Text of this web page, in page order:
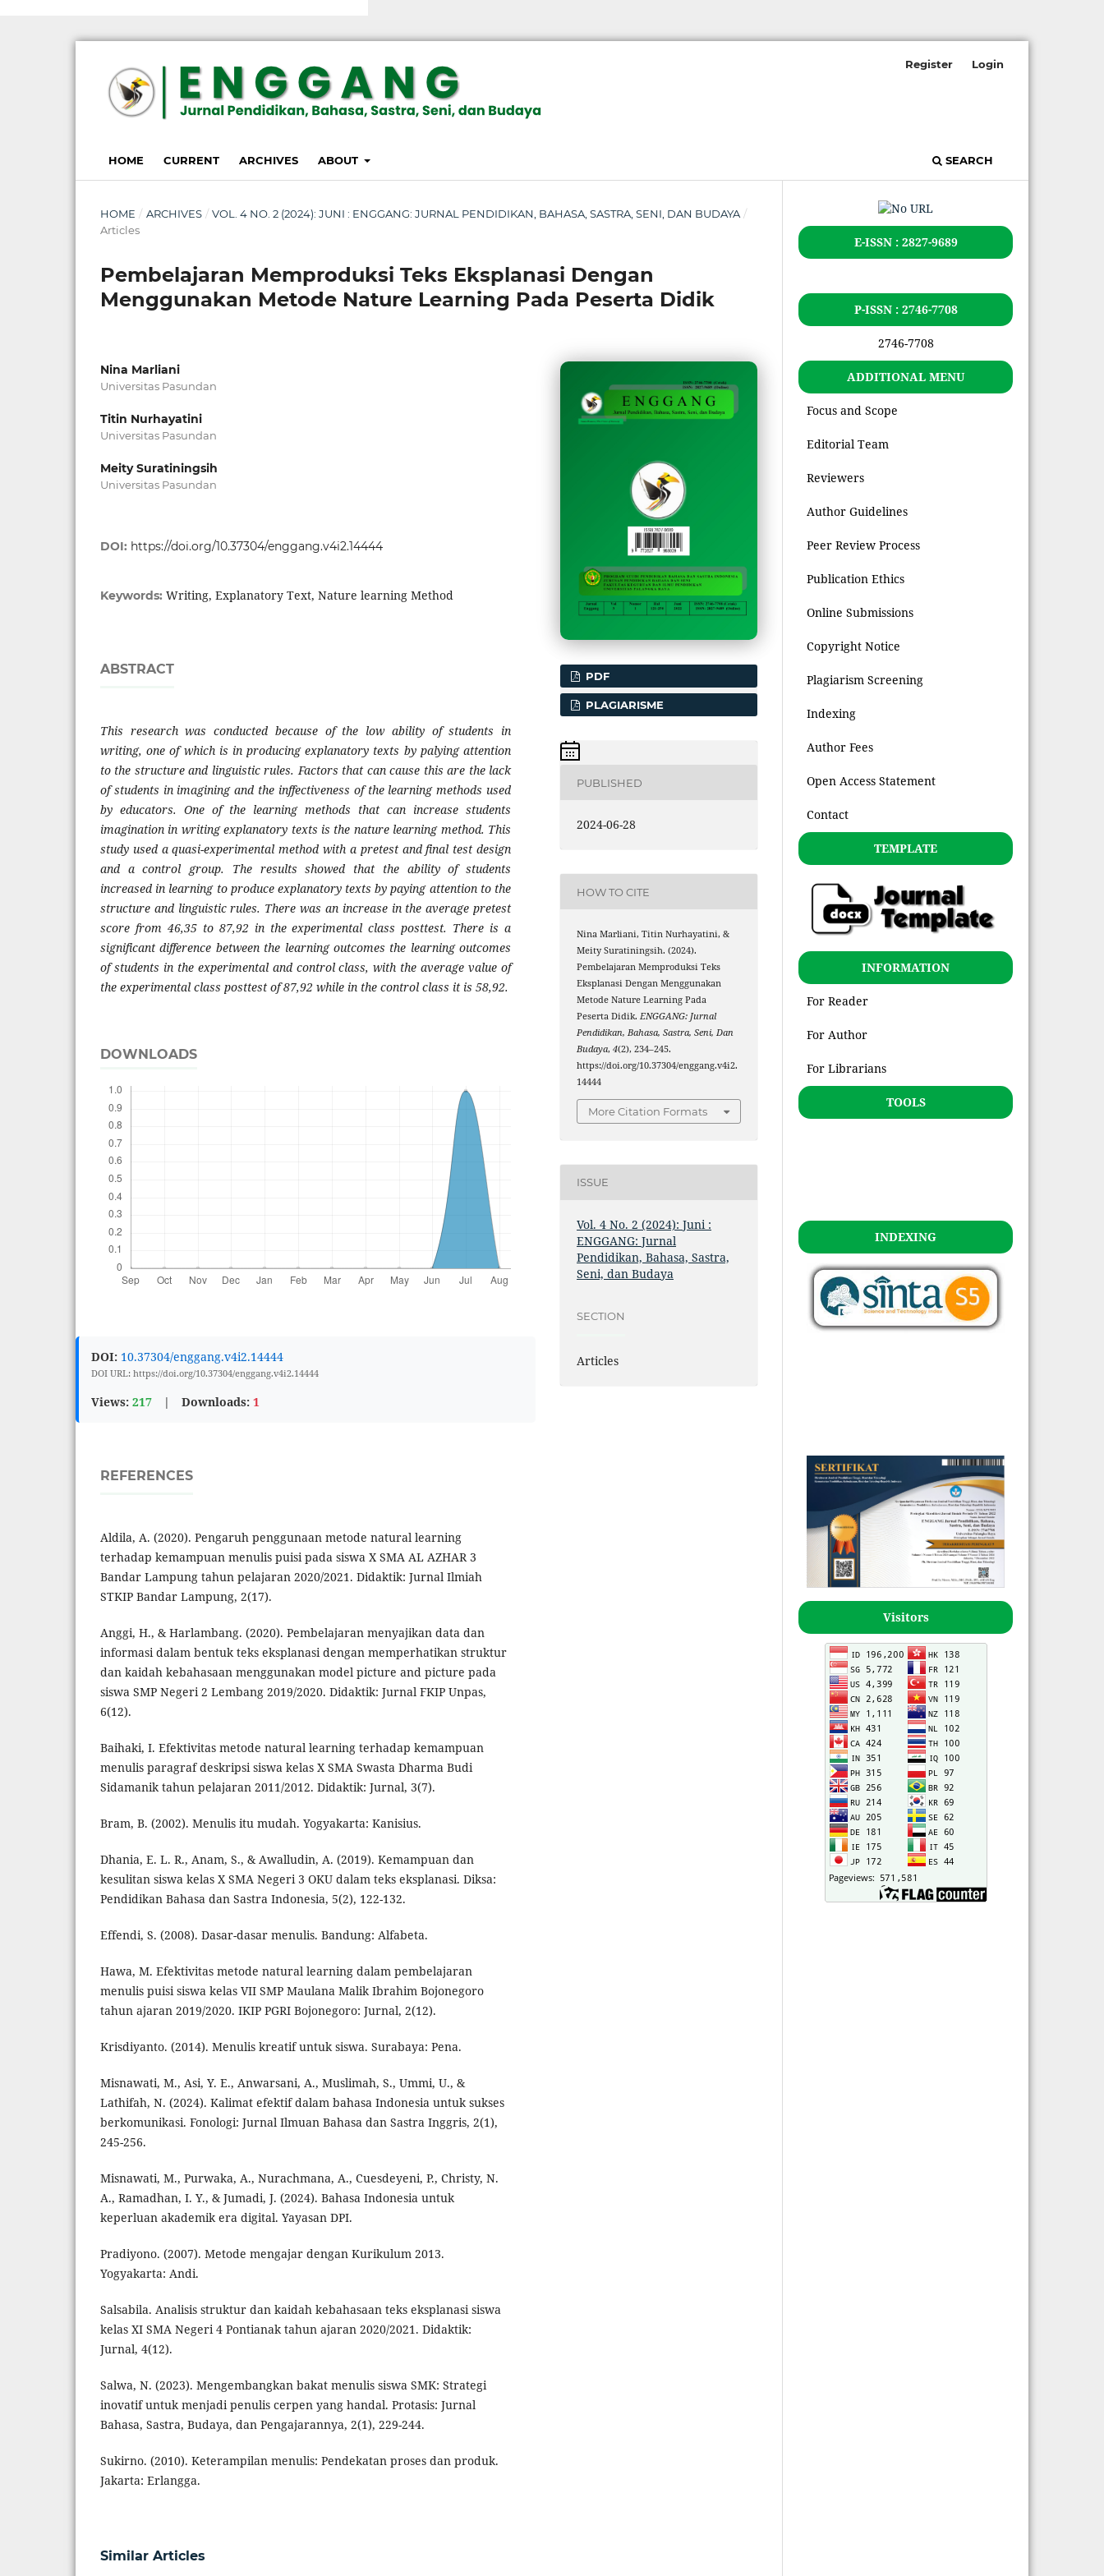
HOME CURRENT ARCHIVES ABOUT SEARCH
Register Login
HOME / ARCHIVES / VOL. 4 NO. 2 (2024): JUNI : ENGGANG: JURNAL PENDIDIKAN, BAHASA, SASTRA, SENI, DAN BUDAYA /
Articles
Pembelajaran Memproduksi Teks Eksplanasi Dengan
Menggunakan Metode Nature Learning Pada Peserta Didik
Nina Marliani
Universitas Pasundan
Titin Nurhayatini
Universitas Pasundan
Meity Suratiningsih
Universitas Pasundan
DOI: https://doi.org/10.37304/enggang.v4i2.14444
Keywords: Writing, Explanatory Text, Nature learning Method
ABSTRACT
This research was conducted because of the low ability of students in
writing, one of which is in producing explanatory texts by palying attention
to the structure and linguistic rules. Factors that can cause this are the lack
of students in imagining and the inffectiveness of the learning methods used
by educators. One of the learning methods that can increase students
imagination in writing explanatory texts is the nature learning method. This
study used a quasi-experimental method with a pretest and final test design
and a control group. The results showed that the ability of students
increased in learning to produce explanatory texts by paying attention to the
structure and linguistic rules. There was an increase in the average pretest
score from 46,35 to 87,92 in the experimental class posttest. There is a
significant difference between the learning outcomes the learning outcomes
of students in the experimental and control class, with the average value of
the experimental class posttest of 87,92 while in the control class it is 58,92.
DOWNLOADS
DOI: 10.37304/enggang.v4i2.14444
DOI URL: https://doi.org/10.37304/enggang.v4i2.14444
Views: 217 | Downloads: 1
REFERENCES
Aldila, A. (2020). Pengaruh penggunaan metode natural learning
terhadap kemampuan menulis puisi pada siswa X SMA AL AZHAR 3
Bandar Lampung tahun pelajaran 2020/2021. Didaktik: Jurnal Ilmiah
STKIP Bandar Lampung, 2(17).
Anggi, H., & Harlambang. (2020). Pembelajaran menyajikan data dan
informasi dalam bentuk teks eksplanasi dengan memperhatikan struktur
dan kaidah kebahasaan menggunakan model picture and picture pada
siswa SMP Negeri 2 Lembang 2019/2020. Didaktik: Jurnal FKIP Unpas,
6(12).
Baihaki, I. Efektivitas metode natural learning terhadap kemampuan
menulis paragraf deskripsi siswa kelas X SMA Swasta Dharma Budi
Sidamanik tahun pelajaran 2011/2012. Didaktik: Jurnal, 3(7).
Bram, B. (2002). Menulis itu mudah. Yogyakarta: Kanisius.
Dhania, E. L. R., Anam, S., & Awalludin, A. (2019). Kemampuan dan
kesulitan siswa kelas X SMA Negeri 3 OKU dalam teks eksplanasi. Diksa:
Pendidikan Bahasa dan Sastra Indonesia, 5(2), 122-132.
Effendi, S. (2008). Dasar-dasar menulis. Bandung: Alfabeta.
Hawa, M. Efektivitas metode natural learning dalam pembelajaran
menulis puisi siswa kelas VII SMP Maulana Malik Ibrahim Bojonegoro
tahun ajaran 2019/2020. IKIP PGRI Bojonegoro: Jurnal, 2(12).
Krisdiyanto. (2014). Menulis kreatif untuk siswa. Surabaya: Pena.
Misnawati, M., Asi, Y. E., Anwarsani, A., Muslimah, S., Ummi, U., &
Lathifah, N. (2024). Kalimat efektif dalam bahasa Indonesia untuk sukses
berkomunikasi. Fonologi: Jurnal Ilmuan Bahasa dan Sastra Inggris, 2(1),
245-256.
Misnawati, M., Purwaka, A., Nurachmana, A., Cuesdeyeni, P., Christy, N.
A., Ramadhan, I. Y., & Jumadi, J. (2024). Bahasa Indonesia untuk
keperluan akademik era digital. Yayasan DPI.
Pradiyono. (2007). Metode mengajar dengan Kurikulum 2013.
Yogyakarta: Andi.
Salsabila. Analisis struktur dan kaidah kebahasaan teks eksplanasi siswa
kelas XI SMA Negeri 4 Pontianak tahun ajaran 2020/2021. Didaktik:
Jurnal, 4(12).
Salwa, N. (2023). Mengembangkan bakat menulis siswa SMK: Strategi
inovatif untuk menjadi penulis cerpen yang handal. Protasis: Jurnal
Bahasa, Sastra, Budaya, dan Pengajarannya, 2(1), 229-244.
Sukirno. (2010). Keterampilan menulis: Pendekatan proses dan produk.
Jakarta: Erlangga.
PDF
PLAGIARISME
PUBLISHED
2024-06-28
HOW TO CITE
Nina Marliani, Titin Nurhayatini, &
Meity Suratiningsih. (2024).
Pembelajaran Memproduksi Teks
Eksplanasi Dengan Menggunakan
Metode Nature Learning Pada
Peserta Didik.ENGGANG: Jurnal
Pendidikan, Bahasa, Sastra, Seni, Dan
Budaya,4(2), 234–245.
https://doi.org/10.37304/enggang.v4i2.
14444
More Citation Formats
ISSUE
Vol. 4 No. 2 (2024): Juni :
ENGGANG: Jurnal
Pendidikan, Bahasa, Sastra,
Seni, dan Budaya
SECTION
Articles
Similar Articles
E-ISSN : 2827-9689
P-ISSN : 2746-7708
2746-7708
ADDITIONAL MENU
Focus and Scope
Editorial Team
Reviewers
Author Guidelines
Peer Review Process
Publication Ethics
Online Submissions
Copyright Notice
Plagiarism Screening
Indexing
Author Fees
Open Access Statement
Contact
TEMPLATE
INFORMATION
For Reader
For Author
For Librarians
TOOLS
INDEXING
Visitors